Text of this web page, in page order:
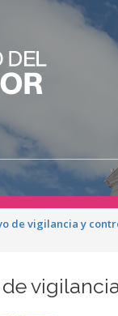
de vigilancia y
de